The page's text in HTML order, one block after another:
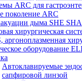
ARC для
поколение ARC
дыма SHE SHA
хирургическая
аргоноплазменная
оборудование
Автоклавируемые
сапфировой линзой